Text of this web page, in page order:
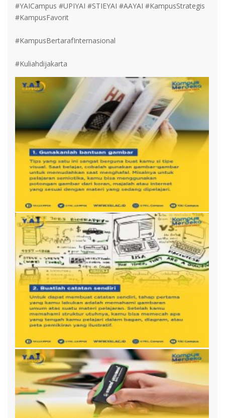
#YAICampus #UPIYAI #STIEYAI #AAYAI #KampusStrategis
#KampusFavorit
#KampusBertarafInternasional
#Kuliahdijakarta